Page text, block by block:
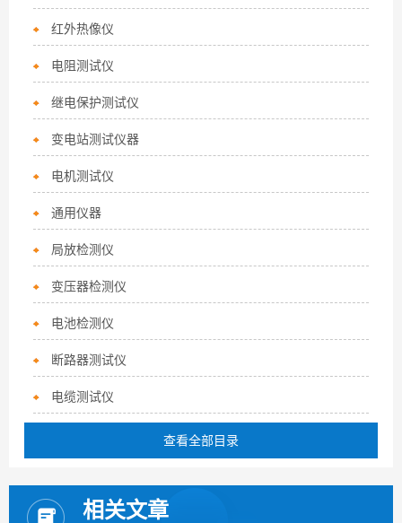
红外热像仪
电阻测试仪
继电保护测试仪
变电站测试仪器
电机测试仪
通用仪器
局放检测仪
变压器检测仪
电池检测仪
断路器测试仪
电缆测试仪
查看全部目录
相关文章